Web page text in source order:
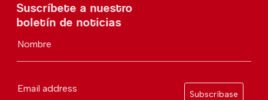
Suscríbete a nuestro
boletín de noticias
Nombre
Email address
Subscríbase